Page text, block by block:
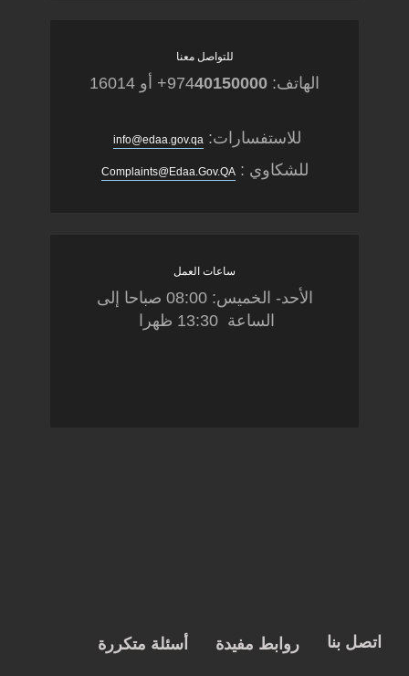
للتواصل معنا
الهاتف: 974 40150000 + أو 16014
للاستفسارات: info@edaa.gov.qa
للشكاوي :Complaints@Edaa.Gov.QA
ساعات العمل
الأحد- الخميس: 08:00 صباحا إلى
الساعة 13:30 ظهرا
اتصل بنا روابط مفيدة أسئلة متكررة